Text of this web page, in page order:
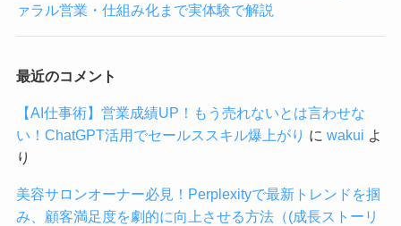
ァラル営業・仕組み化まで実体験で解説
最近のコメント
【AI仕事術】営業成績UP！もう売れないとは言わせな
い！ChatGPT活用でセールススキル爆上がり に wakui よ
り
美容サロンオーナー必見！Perplexityで最新トレンドを掴
み、顧客満足度を劇的に向上させる方法（(成長ストーリ